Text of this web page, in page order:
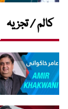
کالم / تجزیہ